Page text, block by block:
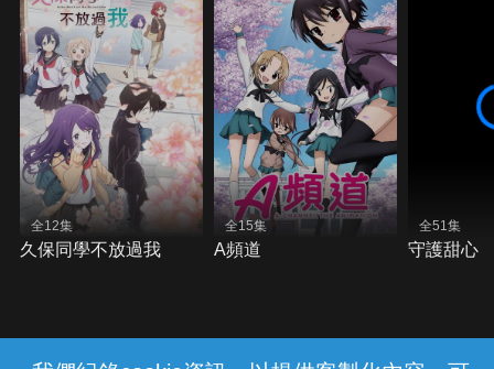
全12集
久保同學不放過我
全15集
A頻道
全51集
守護甜心